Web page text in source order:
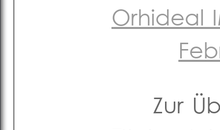
Orhideal
Zur